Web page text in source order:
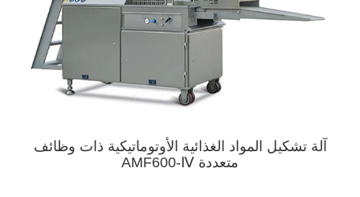
آلة تشكيل المواد الغذائية الأوتوماتيكية ذات وظائف
متعددة AMF600-Ⅳ